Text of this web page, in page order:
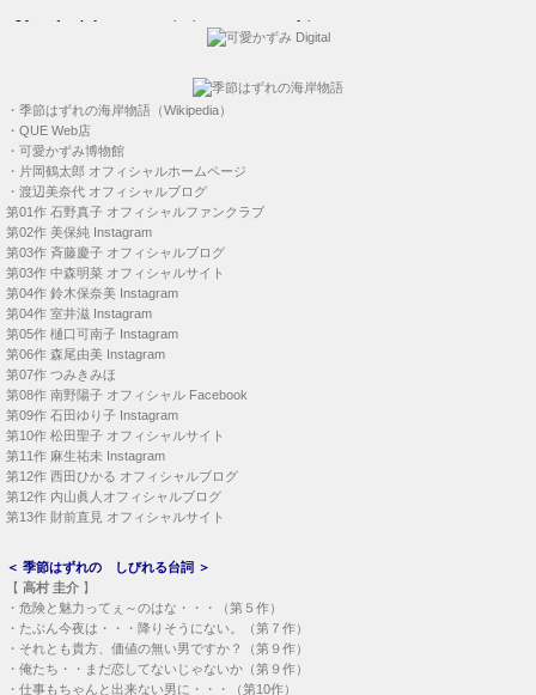
・ 季節はずれの海岸物語（Wikipedia）
・ QUE Web店
・ 可愛かずみ博物館
・ 片岡鶴太郎 オフィシャルホームページ
・ 渡辺美奈代 オフィシャルブログ
第01作 石野真子 オフィシャルファンクラブ
第02作 美保純 Instagram
第03作 斉藤慶子 オフィシャルブログ
第03作 中森明菜 オフィシャルサイト
第04作 鈴木保奈美 Instagram
第04作 室井滋 Instagram
第05作 樋口可南子 Instagram
第06作 森尾由美 Instagram
第07作 つみきみほ
第08作 南野陽子 オフィシャル Facebook
第09作 石田ゆり子 Instagram
第10作 松田聖子 オフィシャルサイト
第11作 麻生祐未 Instagram
第12作 西田ひかる オフィシャルブログ
第12作 内山眞人オフィシャルブログ
第13作 財前直見 オフィシャルサイト
＜ 季節はずれの しびれる台詞 ＞
【 高村 圭介 】
・ 危険と魅力ってぇ～のはな・・・（第５作）
・ たぶん今夜は・・・降りそうにない。（第７作）
・ それとも貴方、価値の無い男ですか？（第９作）
・ 俺たち・・まだ恋してないじゃないか（第９作）
・ 仕事もちゃんと出来ない男に・・・（第10作）